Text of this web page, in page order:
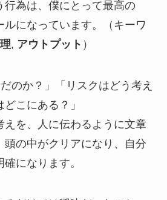
行為は、僕にとって最高の
ルになっています。（キーワ
, アウトプット ）
のか？」「リスクはどう考え
こにある？」
えを、人に伝わるように文章
頭の中がクリアになり、自分
になります。